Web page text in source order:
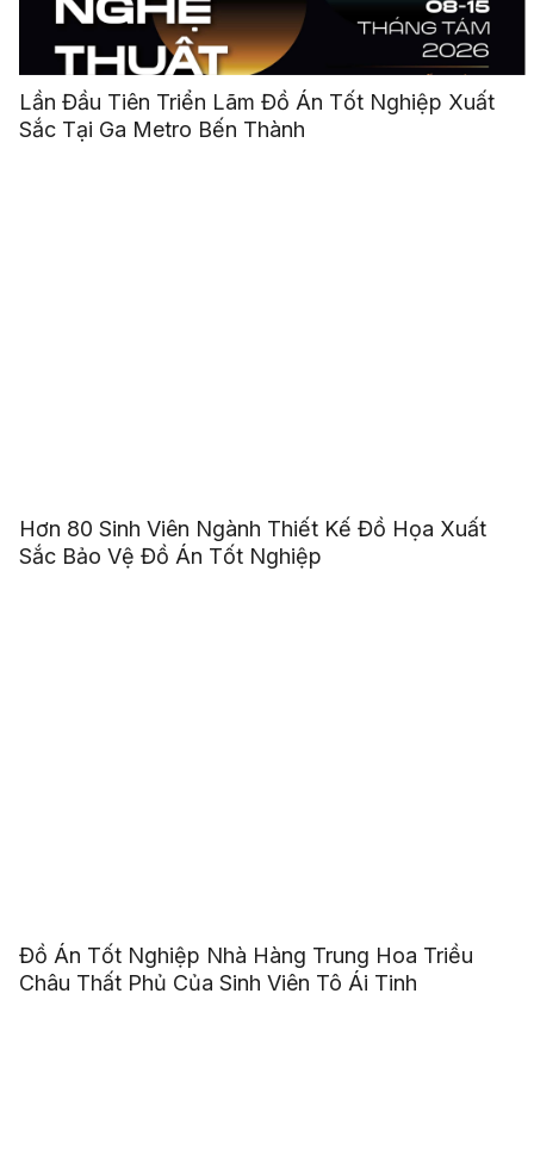
Lần Đầu Tiên Triển Lãm Đồ Án Tốt Nghiệp Xuất
Sắc Tại Ga Metro Bến Thành
Hơn 80 Sinh Viên Ngành Thiết Kế Đồ Họa Xuất
Sắc Bảo Vệ Đồ Án Tốt Nghiệp
Đồ Án Tốt Nghiệp Nhà Hàng Trung Hoa Triều
Châu Thất Phủ Của Sinh Viên Tô Ái Tinh